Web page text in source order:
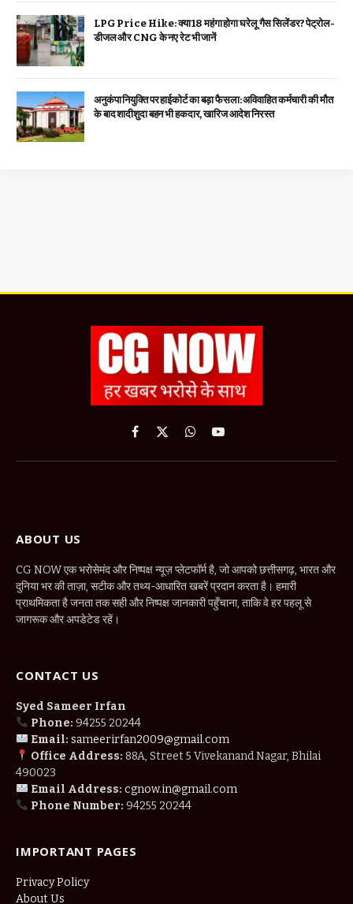
LPG Price Hike: क्या ₹18 महंगा होगा घरेलू गैस सिलेंडर? पेट्रोल-
डीजल और CNG के नए रेट भी जानें
अनुकंपा नियुक्ति पर हाईकोर्ट का बड़ा फैसला: अविवाहित कर्मचारी की मौत
के बाद शादीशुदा बहन भी हकदार, खारिज आदेश निरस्त
Facebook
X
WhatsApp
YouTube
ABOUT US
CG NOW एक भरोसेमंद और निष्पक्ष न्यूज़ प्लेटफॉर्म है, जो आपको छत्तीसगढ़, भारत और
दुनिया भर की ताज़ा, सटीक और तथ्य-आधारित खबरें प्रदान करता है। हमारी
प्राथमिकता है जनता तक सही और निष्पक्ष जानकारी पहुँचाना, ताकि वे हर पहलू से
जागरूक और अपडेटेड रहें।
CONTACT US
Syed Sameer Irfan
Phone: 94255 20244
Email: sameerirfan2009@gmail.com
Office Address: 88A, Street 5 Vivekanand Nagar, Bhilai
490023
Email Address: cgnow.in@gmail.com
Phone Number: 94255 20244
IMPORTANT PAGES
Privacy Policy
About Us